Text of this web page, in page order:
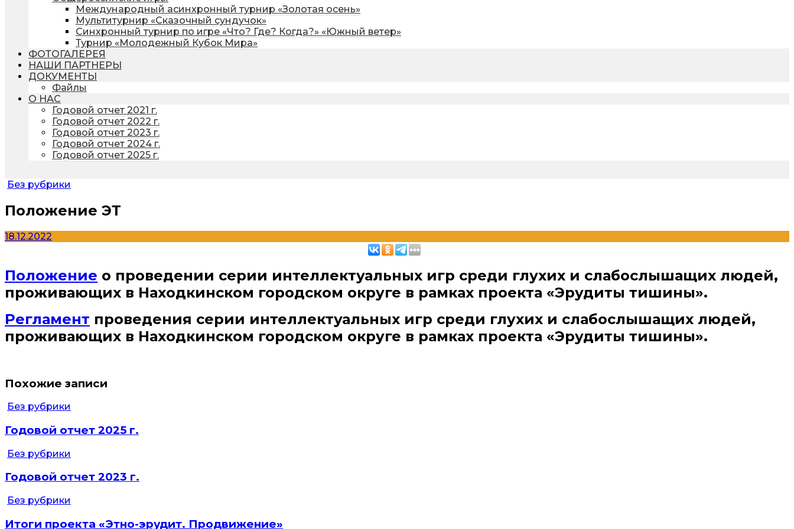
Международный асинхронный турнир «Золотая осень»
Мультитурнир «Сказочный сундучок»
Синхронный турнир по игре «Что? Где? Когда?» «Южный ветер»
Турнир «Молодежный Кубок Мира»
ФОТОГАЛЕРЕЯ
НАШИ ПАРТНЕРЫ
ДОКУМЕНТЫ
Файлы
О НАС
Годовой отчет 2021 г.
Годовой отчет 2022 г.
Годовой отчет 2023 г.
Годовой отчет 2024 г.
Годовой отчет 2025 г.
Без рубрики
Положение ЭТ
18.12.2022
Положение о проведении серии интеллектуальных игр среди глухих и слабослышащих людей,
проживающих в Находкинском городском округе в рамках проекта «Эрудиты тишины».
Регламент проведения серии интеллектуальных игр среди глухих и слабослышащих людей,
проживающих в Находкинском городском округе в рамках проекта «Эрудиты тишины».
Похожие записи
Без рубрики
Годовой отчет 2025 г.
Без рубрики
Годовой отчет 2023 г.
Без рубрики
Итоги проекта «Этно-эрудит. Продвижение»